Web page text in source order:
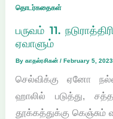
தொடர்கதைகள்
பருவம் 11.
ஏவாளும்
Byகாதல்ரசிகன்/February 5, 2023
செல்விக்கு ஏனோ
ஹாலில் படுத்து,
தூக்கத்துக்கு கெஞ்சும்